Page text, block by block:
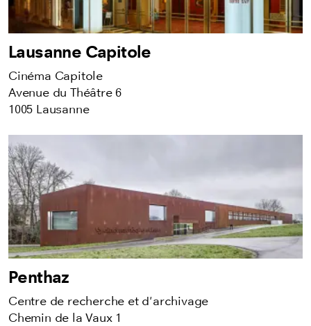
Lausanne Capitole
Cinéma Capitole
Avenue du Théâtre 6
1005 Lausanne
Penthaz
Centre de recherche et d'archivage
Chemin de la Vaux 1